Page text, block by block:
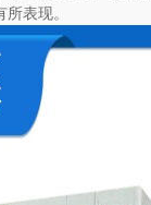
表现。